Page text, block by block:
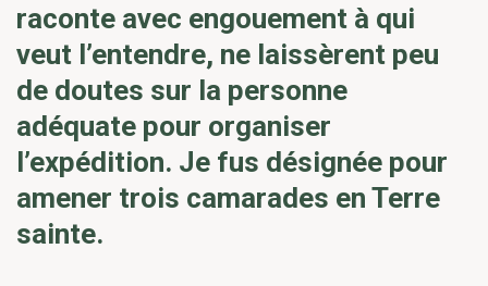
raconte avec engouement à qui
veut l’entendre, ne laissèrent peu
de doutes sur la personne
adéquate pour organiser
l’expédition. Je fus désignée pour
amener trois camarades en Terre
sainte.